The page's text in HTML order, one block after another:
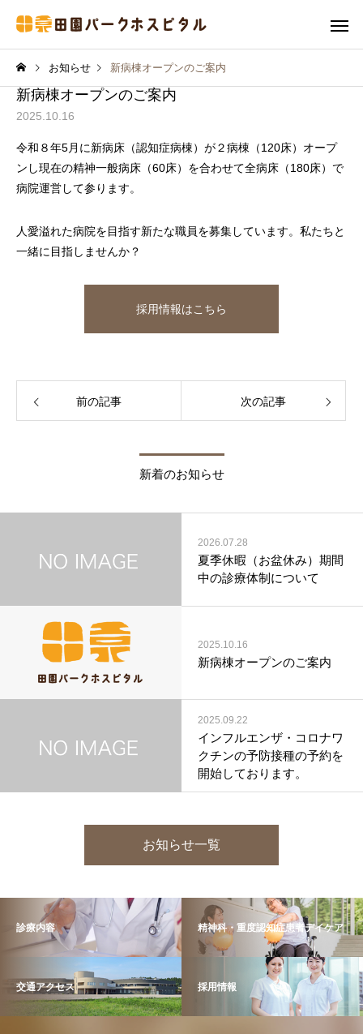
お知らせ 新病棟オープンのご案内
新病棟オープンのご案内
2025.10.16
令和８年5月に新病床（認知症病棟）が２病棟（120床）オープ
ンし現在の精神一般病床（60床）を合わせて全病床（180床）で
病院運営して参ります。
人愛溢れた病院を目指す新たな職員を募集しています。私たちと
一緒に目指しませんか？
採用情報はこちら
前の記事 次の記事
新着のお知らせ
2026.07.28
夏季休暇（お盆休み）期間
中の診療体制について
2025.10.16
新病棟オープンのご案内
2025.09.22
インフルエンザ・コロナワ
クチンの予防接種の予約を
開始しております。
お知らせ一覧
診療内容 精神科・重度認知症患者デイケア
交通アクセス 採用情報